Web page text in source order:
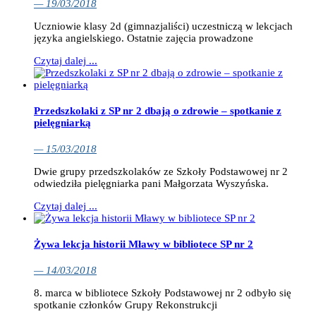
— 19/03/2018
Uczniowie klasy 2d (gimnazjaliści) uczestniczą w lekcjach
języka angielskiego. Ostatnie zajęcia prowadzone
Czytaj dalej ...
Przedszkolaki z SP nr 2 dbają o zdrowie – spotkanie z
pielęgniarką
— 15/03/2018
Dwie grupy przedszkolaków ze Szkoły Podstawowej nr 2
odwiedziła pielęgniarka pani Małgorzata Wyszyńska.
Czytaj dalej ...
Żywa lekcja historii Mławy w bibliotece SP nr 2
— 14/03/2018
8. marca w bibliotece Szkoły Podstawowej nr 2 odbyło się
spotkanie członków Grupy Rekonstrukcji